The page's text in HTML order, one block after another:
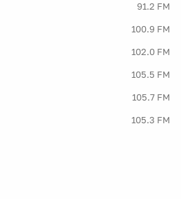
91.2 FM
100.9 FM
102.0 FM
105.5 FM
105.7 FM
105.3 FM